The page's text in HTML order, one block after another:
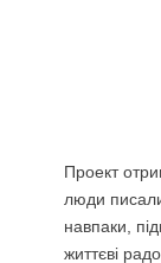
Проект
люди
навпаки,
життєві